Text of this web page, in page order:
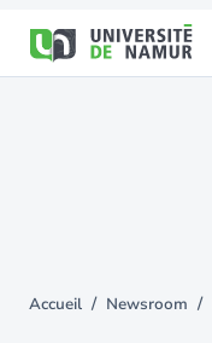
contenu
You
Accueil Newsroom